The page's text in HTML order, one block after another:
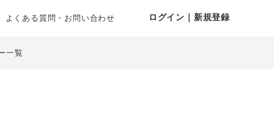
よくある質問・お問い合わせ ログイン｜新規登録
一覧